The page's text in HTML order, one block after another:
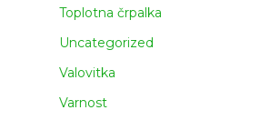
Toplotna črpalka
Uncategorized
Valovitka
Varnost